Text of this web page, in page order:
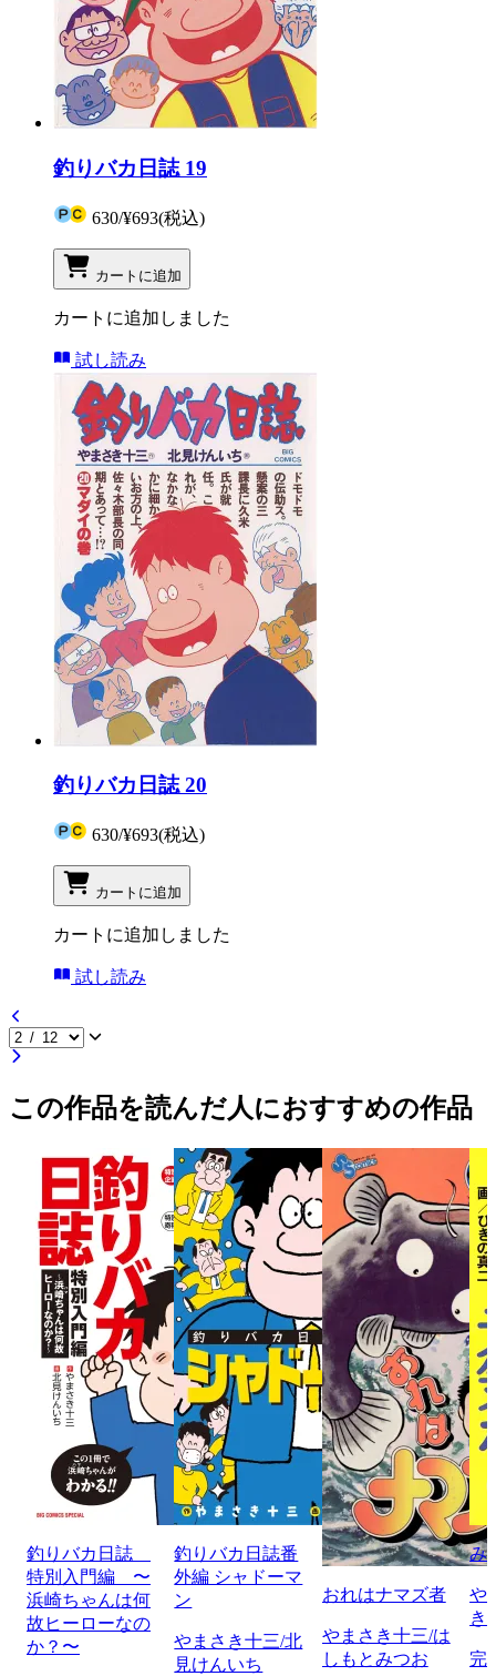
釣りバカ日誌 19
630/¥693(税込)
カートに追加
カートに追加しました
試し読み
釣りバカ日誌 20
630/¥693(税込)
カートに追加
カートに追加しました
試し読み
この作品を読んだ人におすすめの作品
釣りバカ日誌
特別入門編 〜
浜崎ちゃんは何
故ヒーローなの
か？〜
釣りバカ日誌番
外編 シャドーマ
ン
やまさき十三/北
見けんいち
おれはナマズ者
やまさき十三/は
しもとみつお
み
や
き
完